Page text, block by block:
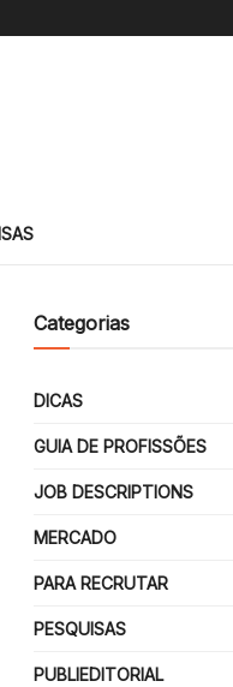
Categorias
DICAS
GUIA DE PROFISSÕES
JOB DESCRIPTIONS
MERCADO
PARA RECRUTAR
PESQUISAS
PUBLIEDITORIAL